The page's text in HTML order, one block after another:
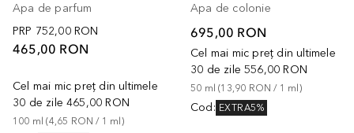
Apa de parfum
PRP 752,00 RON
465,00 RON
Cel mai mic preț din ultimele
30 de zile 465,00 RON
100 ml (4,65 RON / 1 ml )
Apa de colonie
695,00 RON
Cel mai mic preț din ultimele
30 de zile 556,00 RON
50 ml (13,90 RON / 1 ml )
Cod : EXTRA5%